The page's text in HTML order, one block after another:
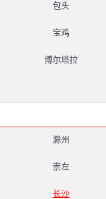
包头
宝鸡
博尔塔拉
滁州
崇左
长沙